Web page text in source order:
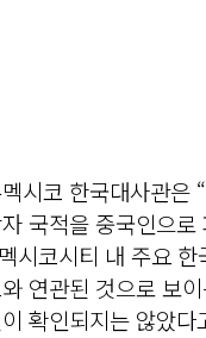
시코 한국대사관은
국적을 중국인으로
시코시티 내 주요 한
연관된 것으로 보
확인되지는 않았다